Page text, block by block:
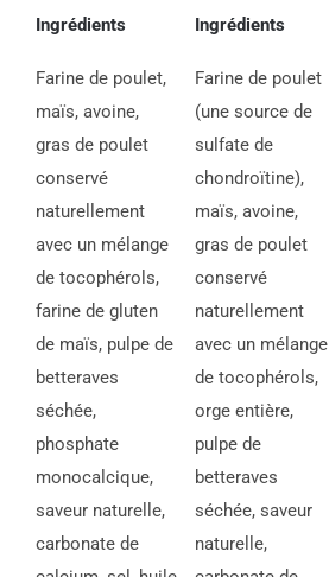
Ingrédients
Farine de poulet,
maïs, avoine,
gras de poulet
conservé
naturellement
avec un mélange
de tocophérols,
farine de gluten
de maïs, pulpe de
betteraves
séchée,
phosphate
monocalcique,
saveur naturelle,
carbonate de
Ingrédients
Farine de poulet
(une source de
sulfate de
chondroïtine),
maïs, avoine,
gras de poulet
conservé
naturellement
avec un mélange
de tocophérols,
orge entière,
pulpe de
betteraves
séchée, saveur
naturelle,